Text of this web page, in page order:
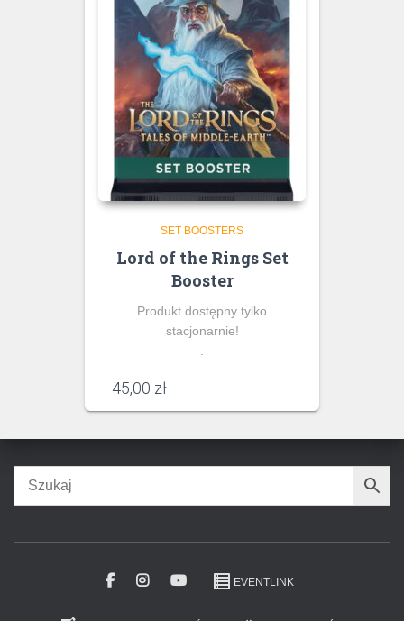
SET BOOSTERS
Lord of the Rings Set
Booster
Produkt dostępny tylko
stacjonarnie!
45,00 zł
EVENTLINK